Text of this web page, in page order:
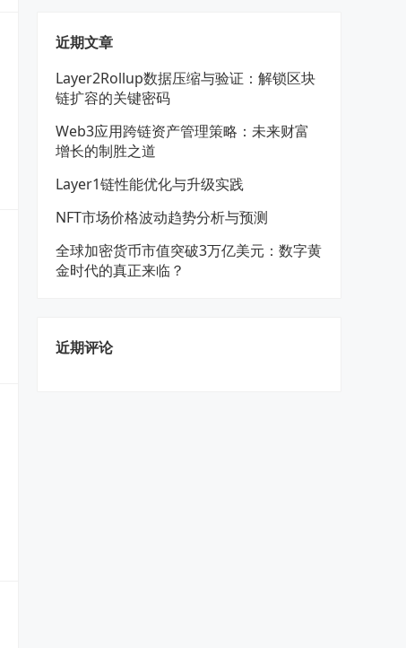
近期文章
Layer2Rollup数据压缩与验证：解锁区块
链扩容的关键密码
Web3应用跨链资产管理策略：未来财富
增长的制胜之道
Layer1链性能优化与升级实践
NFT市场价格波动趋势分析与预测
全球加密货币市值突破3万亿美元：数字黄
金时代的真正来临？
近期评论